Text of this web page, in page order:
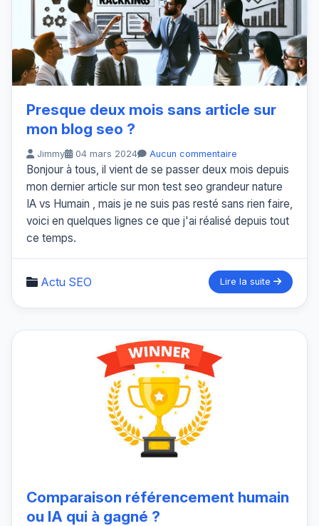
Presque deux mois sans article sur
mon blog seo ?
Jimmy 04 mars 2024 Aucun commentaire
Bonjour à tous, il vient de se passer deux mois depuis
mon dernier article sur mon test seo grandeur nature
IA vs Humain , mais je ne suis pas resté sans rien faire,
voici en quelques lignes ce que j'ai réalisé depuis tout
ce temps.
Actu SEO Lire la suite
Comparaison référencement humain
ou IA qui à gagné ?